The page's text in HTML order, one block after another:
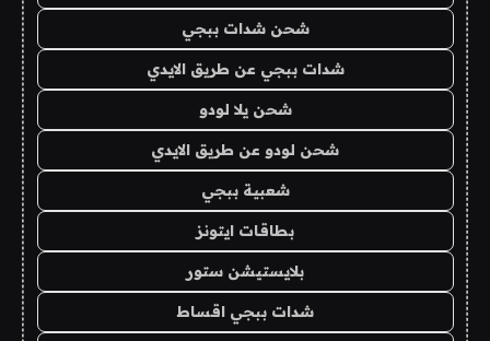
شحن شدات ببجي
شدات ببجي عن طريق الايدي
شحن يلا لودو
شحن لودو عن طريق الايدي
شعبية ببجي
بطاقات ايتونز
بلايستيشن ستور
شدات ببجي اقساط